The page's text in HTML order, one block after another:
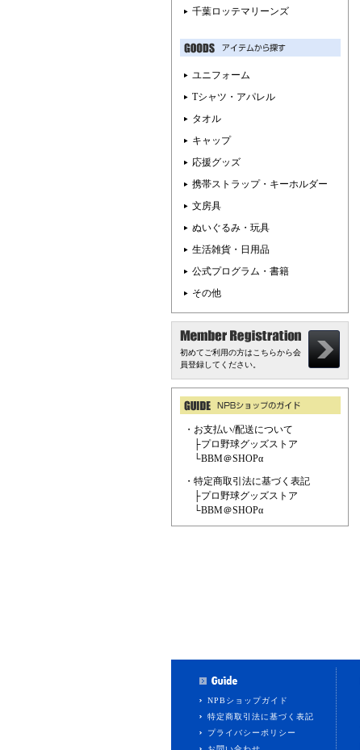
千葉ロッテマリーンズ
ユニフォーム
Tシャツ・アパレル
タオル
キャップ
応援グッズ
携帯ストラップ・キーホルダー
文房具
ぬいぐるみ・玩具
生活雑貨・日用品
公式プログラム・書籍
その他
初めてご利用の方はこちらから会
員登録してください。
・お支払い/配送について
├プロ野球グッズストア
└BBM＠SHOPα
・特定商取引法に基づく表記
├プロ野球グッズストア
└BBM＠SHOPα
NPBショップガイド
特定商取引法に基づく表記
プライバシーポリシー